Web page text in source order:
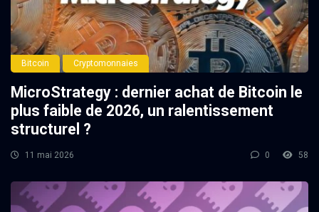
Bitcoin Cryptomonnaies
MicroStrategy : dernier achat de Bitcoin le
plus faible de 2026, un ralentissement
structurel ?
11 mai 2026 0 58